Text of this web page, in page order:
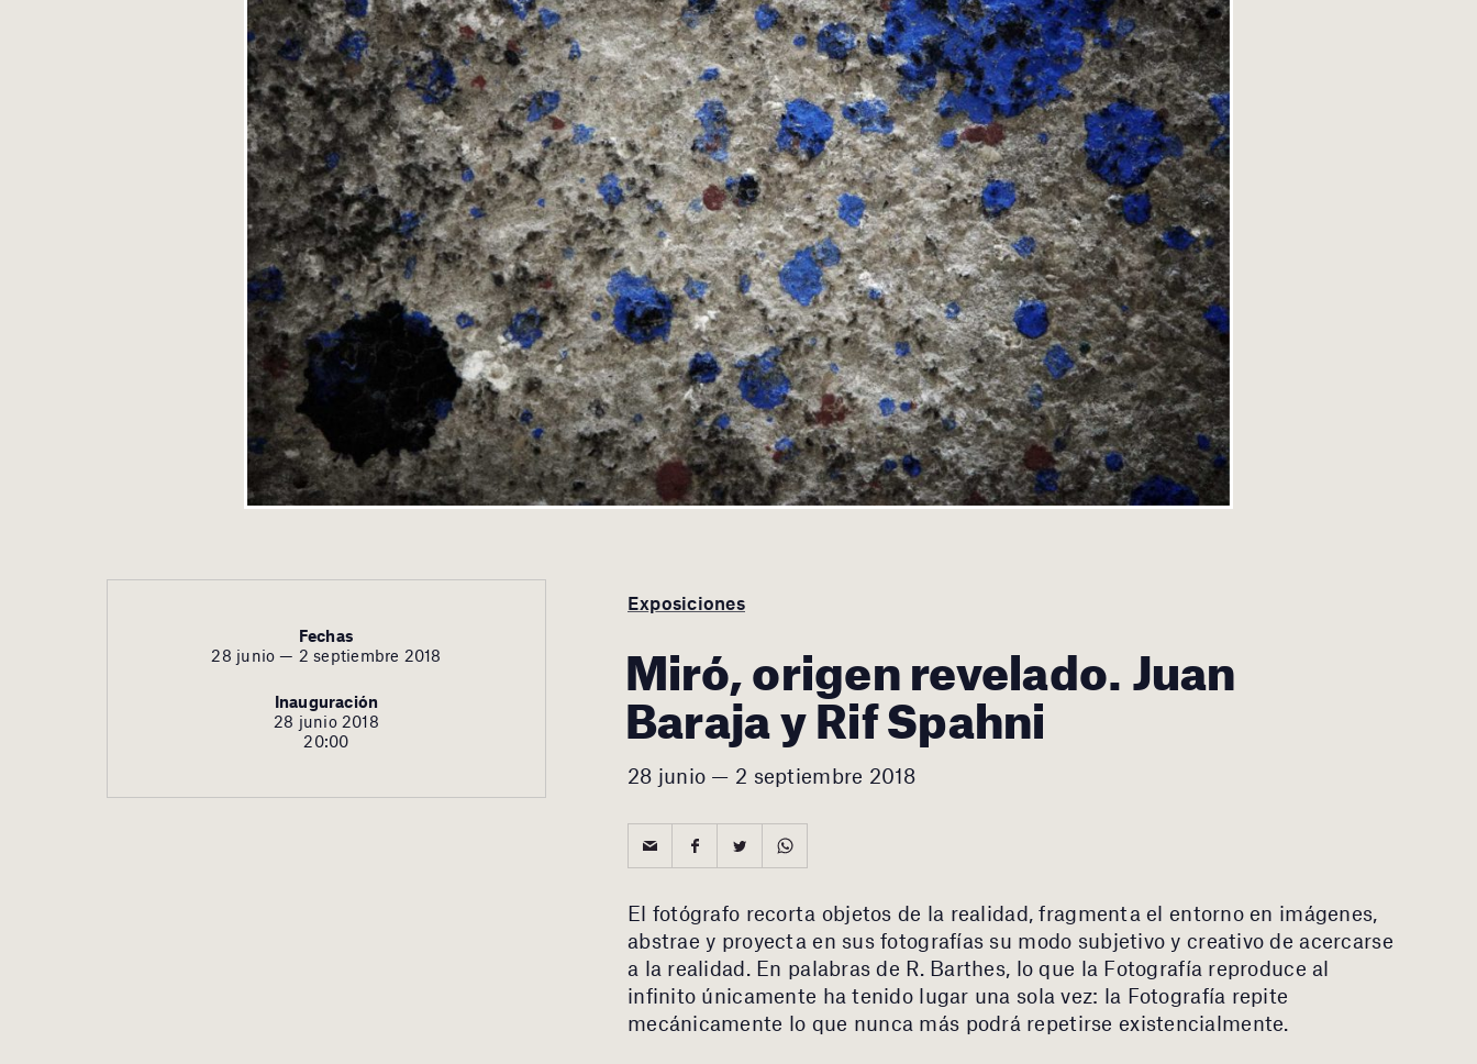
Fechas
28 junio — 2 septiembre 2018
Inauguración
28 junio 2018
20:00
Exposiciones
Miró, origen revelado. Juan
Baraja y Rif Spahni
28 junio — 2 septiembre 2018
El fotógrafo recorta objetos de la realidad, fragmenta el entorno en imágenes,
abstrae y proyecta en sus fotografías su modo subjetivo y creativo de acercarse
a la realidad. En palabras de R. Barthes, lo que la Fotografía reproduce al
infinito únicamente ha tenido lugar una sola vez: la Fotografía repite
mecánicamente lo que nunca más podrá repetirse existencialmente.